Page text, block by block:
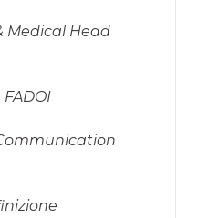
Medical Head